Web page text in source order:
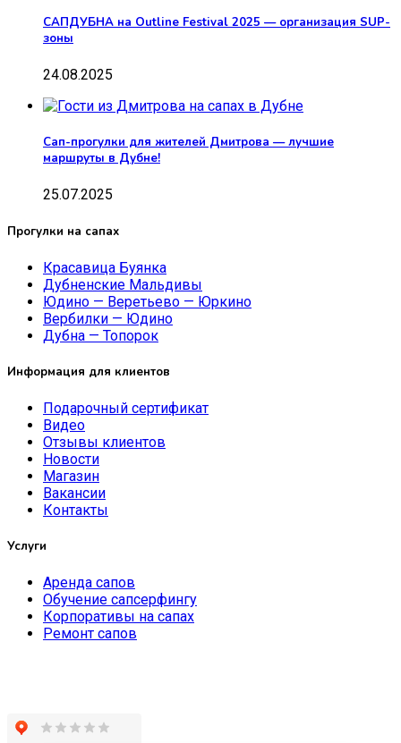
САПДУБНА на Outline Festival 2025 — организация SUP-
зоны
24.08.2025
Сап-прогулки для жителей Дмитрова — лучшие
маршруты в Дубне!
25.07.2025
Прогулки на сапах
Красавица Буянка
Дубненские Мальдивы
Юдино — Веретьево — Юркино
Вербилки — Юдино
Дубна — Топорок
Информация для клиентов
Подарочный сертификат
Видео
Отзывы клиентов
Новости
Магазин
Вакансии
Контакты
Услуги
Аренда сапов
Обучение сапсерфингу
Корпоративы на сапах
Ремонт сапов